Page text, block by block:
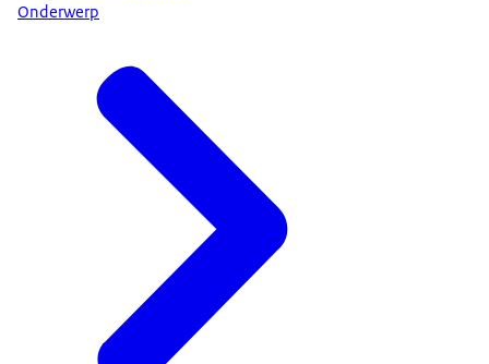
Onderwerp